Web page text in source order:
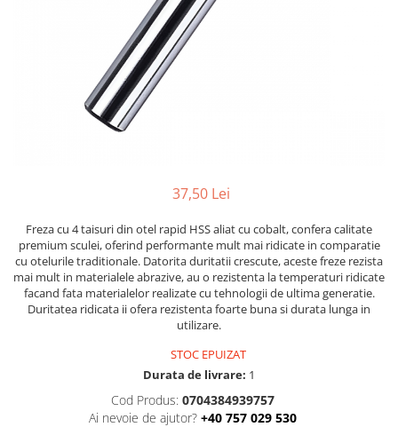
37,50 Lei
Freza cu 4 taisuri din otel rapid HSS aliat cu cobalt, confera calitate
premium sculei, oferind performante mult mai ridicate in comparatie
cu otelurile traditionale. Datorita duritatii crescute, aceste freze rezista
mai mult in materialele abrazive, au o rezistenta la temperaturi ridicate
facand fata materialelor realizate cu tehnologii de ultima generatie.
Duritatea ridicata ii ofera rezistenta foarte buna si durata lunga in
utilizare.
STOC EPUIZAT
Durata de livrare: 1
Cod Produs: 0704384939757
Ai nevoie de ajutor? +40 757 029 530